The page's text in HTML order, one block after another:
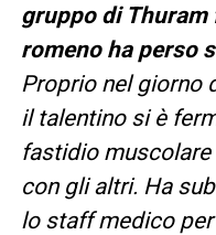
gruppo di
romeno ha perso
Proprio nel giorno
il talentino si è
fastidio muscolare
con gli altri. Ha
lo staff medico